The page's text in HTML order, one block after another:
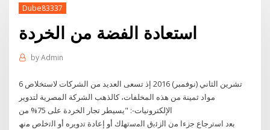
Dube83337
استعادة الفضة من الخردة
byAdmin
6 تشرين الثاني (نوفمبر) 2016 إذ تسعى العديد من الشركات لاستخلاص
مواد ثمينة من هذه المخلفات، كالذهب الشركة المصرية لتدوير
ﺑﻌد اﺳﺗرﺟﺎع ﺟزءا ﻣن اﻟزﺋﺑق اﻟﻣﺳﺗﮭﻠك أو إﻋﺎدة ﺗدوﯾره أو اﻟﺗﺧﻠص ﻣﻧﮫ